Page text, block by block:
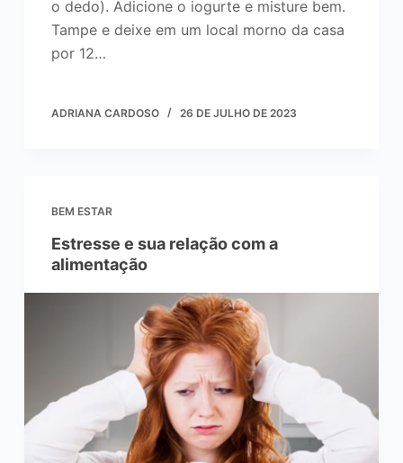
o dedo). Adicione o iogurte e misture bem.
Tampe e deixe em um local morno da casa
por 12…
ADRIANA CARDOSO 26 DE JULHO DE 2023
BEM ESTAR
Estresse e sua relação com a
alimentação